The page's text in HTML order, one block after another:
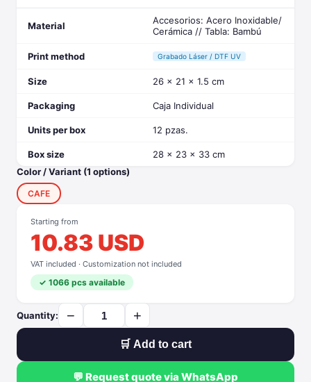
Material
Accesorios: Acero Inoxidable/
Cerámica // Tabla: Bambú
Print method Grabado Láser / DTF UV
Size 26 x 21 x 1.5 cm
Packaging Caja Individual
Units per box 12 pzas.
Box size
28 x 23 x 33 cm
Color / Variant (1 options)
CAFE
Starting from
10.83 USD
VAT included · Customization not included
✓ 1066 pcs available
Quantity: − +
🛒 Add to cart
💬 Request quote via WhatsApp